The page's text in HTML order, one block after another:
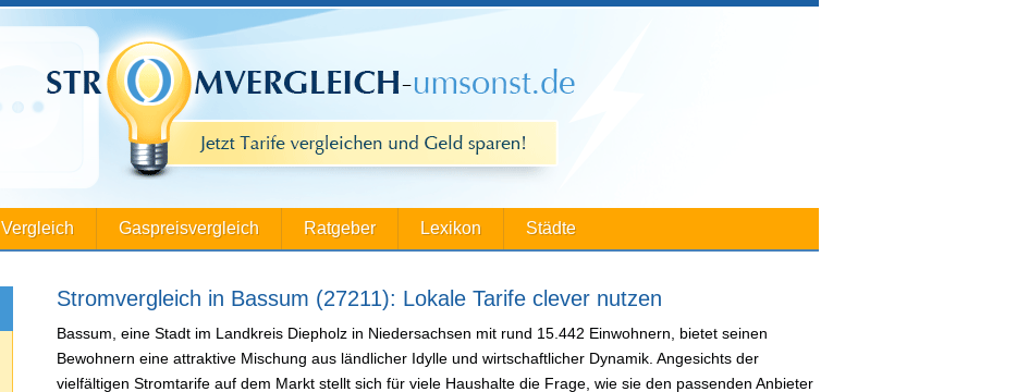
Vergleich Gaspreisvergleich Ratgeber Lexikon Städte
Stromvergleich in Bassum (27211): Lokale Tarife clever nutzen
Bassum, eine Stadt im Landkreis Diepholz in Niedersachsen mit rund 15.442 Einwohnern, bietet seinen
Bewohnern eine attraktive Mischung aus ländlicher Idylle und wirtschaftlicher Dynamik. Angesichts der
vielfältigen Stromtarife auf dem Markt stellt sich für viele Haushalte die Frage, wie sie den passenden Anbieter